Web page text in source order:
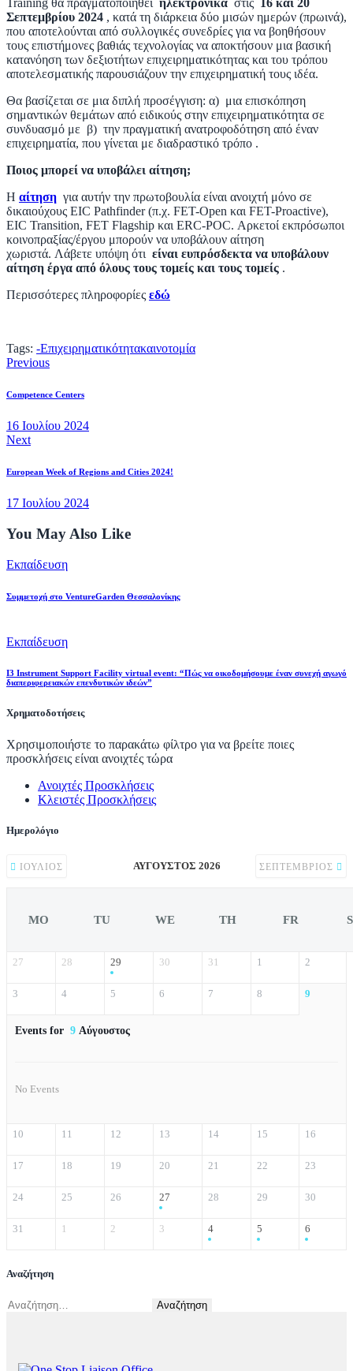
Training θα πραγματοποιηθεί ηλεκτρονικά στις
16 και 20
Σεπτεμβρίου 2024 , κατά τη διάρκεια δύο μισών ημερών (πρωινά),
που αποτελούνται από συλλογικές συνεδρίες για να βοηθήσουν
τους επιστήμονες βαθιάς τεχνολογίας να αποκτήσουν μια βασική
κατανόηση των δεξιοτήτων επιχειρηματικότητας και του τρόπου
αποτελεσματικής παρουσιάζουν την επιχειρηματική τους ιδέα.
Θα βασίζεται σε μια διπλή προσέγγιση: α) μια επισκόπηση
σημαντικών θεμάτων από ειδικούς στην επιχειρηματικότητα σε
συνδυασμό με β) την πραγματική ανατροφοδότηση από έναν
επιχειρηματία, που γίνεται με διαδραστικό τρόπο .
Ποιος μπορεί να υποβάλει αίτηση;
Η αίτηση για αυτήν την πρωτοβουλία είναι ανοιχτή μόνο σε
δικαιούχους EIC Pathfinder (π.χ. FET-Open και FET-Proactive),
EIC Transition, FET Flagship και ERC-POC. Αρκετοί εκπρόσωποι
κοινοπραξίας/έργου μπορούν να υποβάλουν αίτηση
χωριστά. Λάβετε υπόψη ότι είναι ευπρόσδεκτα να υποβάλουν
αίτηση έργα από όλους τους τομείς και τους τομείς .
Περισσότερες πληροφορίες εδώ
Tags: -Επιχειρηματικότητακαινοτομία
Previous
Competence Centers
16 Ιουλίου 2024
Next
European Week of Regions and Cities 2024!
17 Ιουλίου 2024
You May Also Like
Εκπαίδευση
Συμμετοχή στο VentureGarden Θεσσαλονίκης
Εκπαίδευση
I3 Instrument Support Facility virtual event: “Πώς να οικοδομήσουμε έναν συνεχή αγωγό
διαπεριφερειακών επενδυτικών ιδεών”
Χρηματοδοτήσεις
Χρησιμοποιήστε το παρακάτω φίλτρο για να βρείτε ποιες
προσκλήσεις είναι ανοιχτές τώρα
Ανοιχτές Προσκλήσεις
Κλειστές Προσκλήσεις
Ημερολόγιο
ΙΟΎΛΙΟΣ ΑΎΓΟΥΣΤΟΣ 2026 ΣΕΠΤΈΜΒΡΙΟΣ
MO TU WE TH FR
27 28 29 30 31 1 2
3 4 5 6 7 8 9
Events for 9 Αύγουστος
No Events
10 11 12 13 14 15 16
17 18 19 20 21 22 23
24 25 26 27 28 29 30
31 1 2 3 4 5 6
Αναζήτηση